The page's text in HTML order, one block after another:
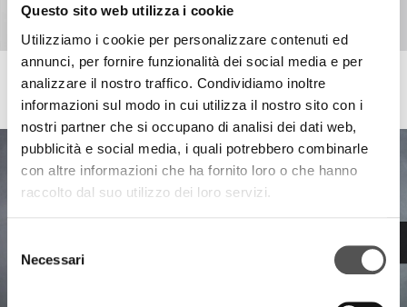
Questo sito web utilizza i cookie
Utilizziamo i cookie per personalizzare contenuti ed
annunci, per fornire funzionalità dei social media e per
analizzare il nostro traffico. Condividiamo inoltre
informazioni sul modo in cui utilizza il nostro sito con i
nostri partner che si occupano di analisi dei dati web,
pubblicità e social media, i quali potrebbero combinarle
con altre informazioni che ha fornito loro o che hanno
raccolto dal suo utilizzo dei loro servizi.
delNecessari
Invio Home
Strategie web ed e-commerce per il settore arredamento